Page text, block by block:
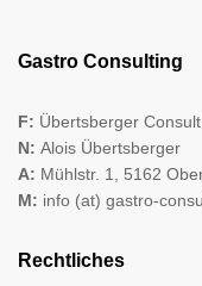
Gastro Consulting
F: Übertsberger
N: Alois Übertsberger
A: Mühlstr. 1, 5162
M: info (at) gastro-
Rechtliches